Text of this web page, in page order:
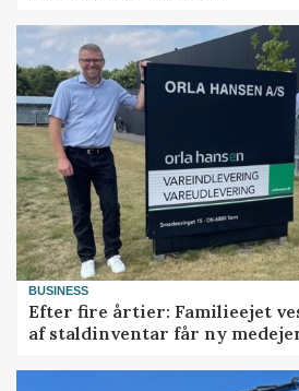
BUSINESS
Efter fire årtier: Familieejet
af staldinventar får ny